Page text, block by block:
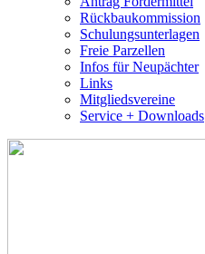
Rückbaukommission
Schulungsunterlagen
Freie Parzellen
Infos für Neupächter
Links
Mitgliedsvereine
Service + Downloads